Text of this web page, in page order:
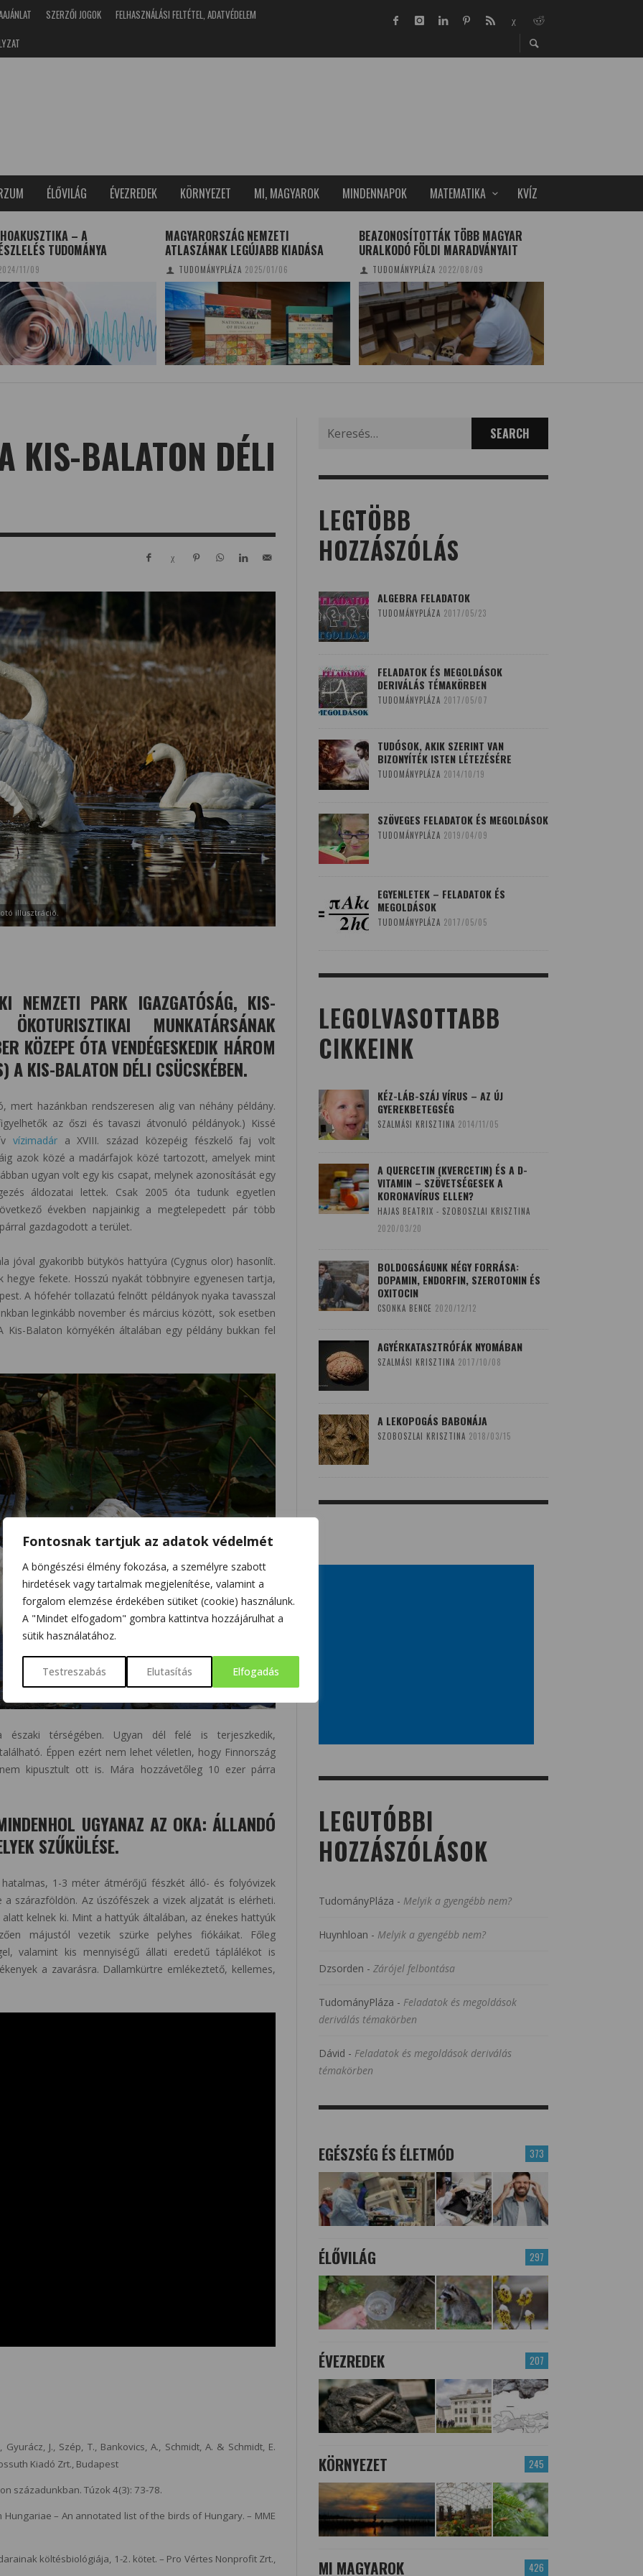
Fontosnak tartjuk az adatok védelmét
A böngészési élmény fokozása, a személyre szabott
hirdetések vagy tartalmak megjelenítése, valamint a
forgalom elemzése érdekében sütiket (cookie) használunk.
A "Mindet elfogadom" gombra kattintva hozzájárulhat a
sütik használatához.
Testreszabás Elutasítás Elfogadás
SZERZŐI JOGOK
FELHASZNÁLÁSI FELTÉTEL, ADATVÉDELEM
ÉLŐVILÁG ÉVEZREDEK KÖRNYEZET MI, MAGYAROK MINDENNAPOK MATEMATIKA KVÍZ
– A
TUDOMÁNYA
11/09
MAGYARORSZÁG NEMZETI
ATLASZÁNAK LEGÚJABB KIADÁSA
TUDOMÁNYPLÁZA 2025/01/06
BEAZONOSÍTOTTÁK TÖBB MAGYAR
URALKODÓ FÖLDI MARADVÁNYAIT
TUDOMÁNYPLÁZA 2022/08/09
KIS-BALATON DÉLI
illusztráció.
NEMZETI PARK IGAZGATÓSÁG, KIS-
MUNKATÁRSÁNAK
KÖZEPE ÓTA VENDÉGESKEDIK HÁROM
A KIS-BALATON DÉLI CSÜCSKÉBEN.
mert hazánkban rendszeresen alig van néhány példány.
az őszi és tavaszi átvonuló példányok.) Kissé
vízimadára XVIII. század közepéig fészkelő faj volt
azok közé a madárfajok közé tartozott, amelyek mint
ugyan volt egy kis csapat, melynek azonosítását egy
áldozatai lettek. Csak 2005 óta tudunk egyetlen
években napjainkig a megtelepedett pár több
gazdagodott a terület.
jóval gyakoribb bütykös hattyúra (Cygnus olor) hasonlít.
fekete. Hosszú nyakát többnyire egyenesen tartja,
A hófehér tollazatú felnőtt példányok nyaka tavasszal
leginkább november és március között, sok esetben
Balaton környékén általában egy példány bukkan fel
északi térségében. Ugyan dél felé is terjeszkedik,
Éppen ezért nem lehet véletlen, hogy Finnország
kipusztult ott is. Mára hozzávetőleg 10 ezer párra
UGYANAZ AZ OKA: ÁLLANDÓ
SZŰKÜLÉSE.
1-3 méter átmérőjű fészkét álló- és folyóvizek
szárazföldön. Az úszófészek a vizek aljzatát is elérheti.
kelnek ki. Mint a hattyúk általában, az énekes hattyúk
májustól vezetik szürke pelyhes fiókáikat. Főleg
valamint kis mennyiségű állati eredetű táplálékot is
a zavarásra. Dallamkürtre emlékeztető, kellemes,
J., Szép, T., Bankovics, A., Schmidt, A. & Schmidt, E.
Kiadó Zrt., Budapest
századunkban. Túzok 4(3): 73-78.
Hungariae – An annotated list of the birds of Hungary. – MME
költésbiológiája, 1-2. kötet. – Pro Vértes Nonprofit Zrt.,
for:
LEGTÖBB
HOZZÁSZÓLÁS
ALGEBRA FELADATOK
TUDOMÁNYPLÁZA 2017/05/23
FELADATOK ÉS MEGOLDÁSOK
DERIVÁLÁS TÉMAKÖRBEN
TUDOMÁNYPLÁZA 2017/05/07
TUDÓSOK, AKIK SZERINT VAN
BIZONYÍTÉK ISTEN LÉTEZÉSÉRE
TUDOMÁNYPLÁZA 2014/10/19
SZÖVEGES FELADATOK ÉS MEGOLDÁSOK
TUDOMÁNYPLÁZA 2019/04/09
EGYENLETEK – FELADATOK ÉS
MEGOLDÁSOK
TUDOMÁNYPLÁZA 2017/05/05
LEGOLVASOTTABB
CIKKEINK
KÉZ-LÁB-SZÁJ VÍRUS – AZ ÚJ
GYEREKBETEGSÉG
SZALMÁSI KRISZTINA 2014/11/05
A QUERCETIN (KVERCETIN) ÉS A D-
VITAMIN – SZÖVETSÉGESEK A
KORONAVÍRUS ELLEN?
HAJAS BEATRIX - SZOBOSZLAI KRISZTINA
2020/03/20
BOLDOGSÁGUNK NÉGY FORRÁSA:
DOPAMIN, ENDORFIN, SZEROTONIN ÉS
OXITOCIN
CSONKA BENCE 2020/12/12
AGYÉRKATASZTRÓFÁK NYOMÁBAN
SZALMÁSI KRISZTINA 2017/10/08
A LEKOPOGÁS BABONÁJA
SZOBOSZLAI KRISZTINA 2018/03/15
LEGUTÓBBI
HOZZÁSZÓLÁSOK
TudományPláza - Melyik a gyengébb nem?
Huynhloan - Melyik a gyengébb nem?
Dzsorden - Zárójel felbontása
TudományPláza - Feladatok és megoldások
deriválás témakörben
Dávid - Feladatok és megoldások deriválás
témakörben
373
EGÉSZSÉG ÉS ÉLETMÓD
297
ÉLŐVILÁG
207
ÉVEZREDEK
245
KÖRNYEZET
426
MI MAGYAROK